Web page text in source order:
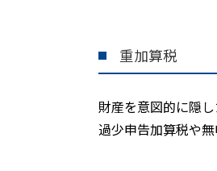
重加算税
財産を意図的に隠
過少申告加算税や無